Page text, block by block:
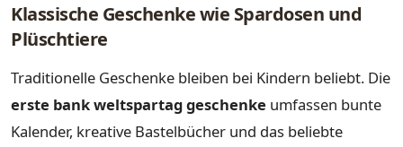
Klassische Geschenke wie Spardosen und
Plüschtiere
Traditionelle Geschenke bleiben bei Kindern beliebt. Die
erste bank weltspartag geschenke umfassen bunte
Kalender, kreative Bastelbücher und das beliebte